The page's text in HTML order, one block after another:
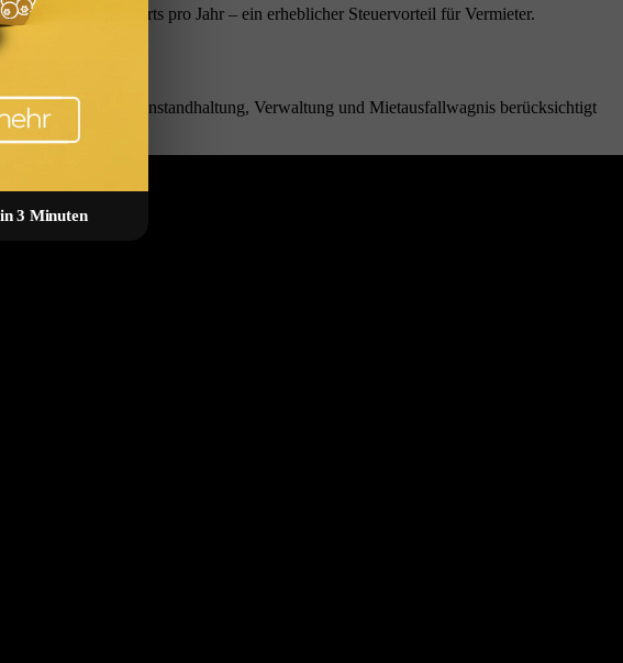
des Gebäudewerts pro Jahr – ein erheblicher Steuervorteil für Vermieter.
Kaufnebenkosten, Instandhaltung, Verwaltung und Mietausfallwagnis berücksichtigt
3 Minuten